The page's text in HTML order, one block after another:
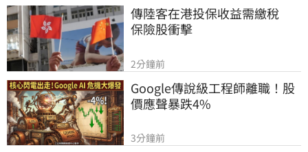
傳陸客在港投保收益需繳稅
保險股衝擊
2分鐘前
Google傳說級工程師離職！股
價應聲暴跌4%
3分鐘前